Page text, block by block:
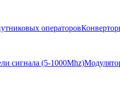
операторов
сигнала (5-1000Mhz)